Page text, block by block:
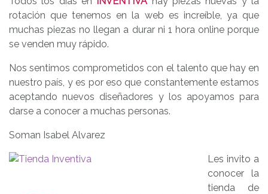
rotación que tenemos en la web es increíble, ya que
muchas piezas no llegan a durar ni 1 hora online porque
se venden muy rápido.
Nos sentimos comprometidos con el talento que hay en
nuestro país, y es por eso que constantemente estamos
aceptando nuevos diseñadores y los apoyamos para
darse a conocer a muchas personas.
Soman Isabel Alvarez
Les invito a
conocer la
tienda de